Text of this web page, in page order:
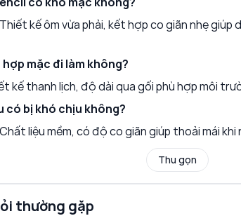
kế ôm vừa phải, kết hợp co giãn nhẹ giúp
hợp mặc đi làm không?
kế thanh lịch, độ dài qua gối phù hợp môi
có bị khó chịu không?
liệu mềm, có độ co giãn giúp thoải mái khi
Thu gọn
thường gặp